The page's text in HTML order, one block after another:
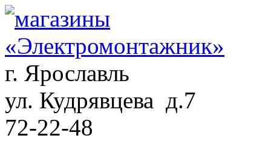
г. Ярославль
ул. Кудрявцева д.7
72-22-48